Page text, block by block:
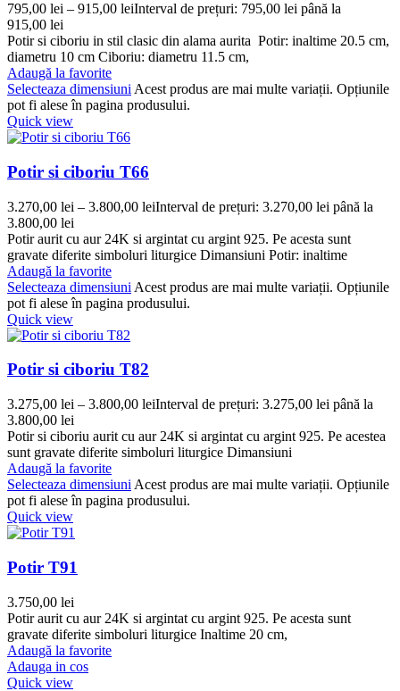
795,00 lei – 915,00 leiInterval de prețuri: 795,00 lei până la
915,00 lei
Potir si ciboriu in stil clasic din alama aurita Potir: inaltime 20.5 cm,
diametru 10 cm Ciboriu: diametru 11.5 cm,
Adaugă la favorite
Selecteaza dimensiuni Acest produs are mai multe variații. Opțiunile
pot fi alese în pagina produsului.
Quick view
Potir si ciboriu T66
3.270,00 lei – 3.800,00 leiInterval de prețuri: 3.270,00 lei până la
3.800,00 lei
Potir aurit cu aur 24K si argintat cu argint 925. Pe acesta sunt
gravate diferite simboluri liturgice Dimansiuni Potir: inaltime
Adaugă la favorite
Selecteaza dimensiuni Acest produs are mai multe variații. Opțiunile
pot fi alese în pagina produsului.
Quick view
Potir si ciboriu T82
3.275,00 lei – 3.800,00 leiInterval de prețuri: 3.275,00 lei până la
3.800,00 lei
Potir si ciboriu aurit cu aur 24K si argintat cu argint 925. Pe acestea
sunt gravate diferite simboluri liturgice Dimansiuni
Adaugă la favorite
Selecteaza dimensiuni Acest produs are mai multe variații. Opțiunile
pot fi alese în pagina produsului.
Quick view
Potir T91
3.750,00 lei
Potir aurit cu aur 24K si argintat cu argint 925. Pe acesta sunt
gravate diferite simboluri liturgice Inaltime 20 cm,
Adaugă la favorite
Adauga in cos
Quick view